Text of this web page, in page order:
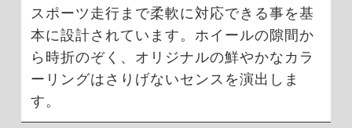
スポーツ走行まで柔軟に対応できる事を基
本に設計されています。ホイールの隙間か
ら時折のぞく、オリジナルの鮮やかなカラ
ーリングはさりげないセンスを演出しま
す。